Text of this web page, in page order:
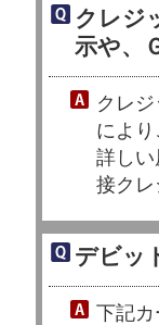
クレジ
示や、
クレ
によ
詳し
接ク
デビッ
下記